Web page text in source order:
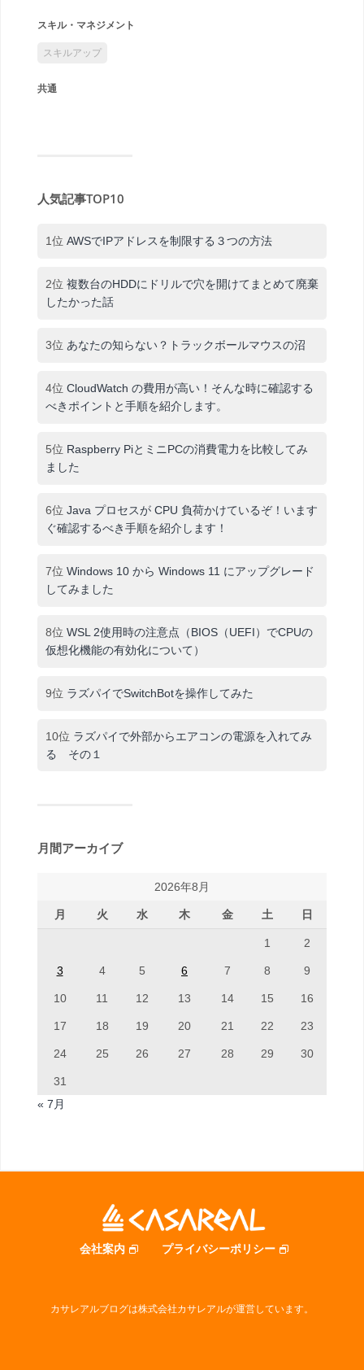
スキル・マネジメント
スキルアップ
共通
人気記事TOP10
1位 AWSでIPアドレスを制限する３つの方法
2位 複数台のHDDにドリルで穴を開けてまとめて廃棄
したかった話
3位 あなたの知らない？トラックボールマウスの沼
4位 CloudWatch の費用が高い！そんな時に確認する
べきポイントと手順を紹介します。
5位 Raspberry PiとミニPCの消費電力を比較してみ
ました
6位 Java プロセスが CPU 負荷かけているぞ！います
ぐ確認するべき手順を紹介します！
7位 Windows 10 から Windows 11 にアップグレード
してみました
8位 WSL 2使用時の注意点（BIOS（UEFI）でCPUの
仮想化機能の有効化について）
9位 ラズパイでSwitchBotを操作してみた
10位 ラズパイで外部からエアコンの電源を入れてみ
る その１
月間アーカイブ
2026年8月
月 火 水 木 金 土 日
1 2
3 4 5 6 7 8 9
10 11 12 13 14 15 16
17 18 19 20 21 22 23
24 25 26 27 28 29 30
31
« 7月
会社案内 プライバシーポリシー
カサレアルブログは株式会社カサレアルが運営しています。